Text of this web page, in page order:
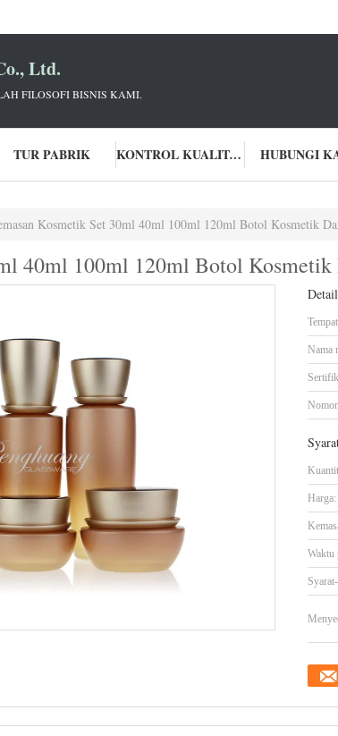
Ltd.
FILOSOFI BISNIS KAMI.
TUR PABRIK KONTROL KUALITAS HUBUNGI
Kosmetik Set 30ml 40ml 100ml 120ml Botol Kosmetik
40ml 100ml 120ml Botol Kosmetik
Nama
Harga:
Waktu